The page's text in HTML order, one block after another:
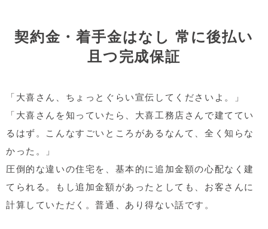
契約金・着手金はなし 常に後払い
且つ完成保証
「大喜さん、ちょっとぐらい宣伝してくださいよ。」
「大喜さんを知っていたら、大喜工務店さんで建ててい
るはず。こんなすごいところがあるなんて、全く知らな
かった。」
圧倒的な違いの住宅を、基本的に追加金額の心配なく建
てられる。もし追加金額があったとしても、お客さんに
計算していただく。普通、あり得ない話です。